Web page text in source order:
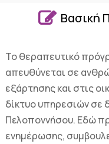
 Βασική
Το θεραπευτικό
απευθύνεται σε
εξάρτησης και στις
δίκτυο υπηρεσιών σε
Πελοποννήσου. Εδώ
ενημέρωσης,